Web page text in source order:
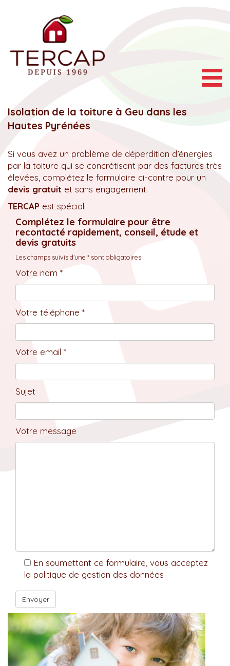
Isolation de la toiture à Geu dans les
Hautes Pyrénées
Si vous avez un problème de déperdition d’énergies
par la toiture qui se concrétisent par des factures très
élevées, complétez le formulaire ci-contre pour un
devis gratuit et sans engagement.
TERCAP est spéciali
Complétez le formulaire pour être
recontacté rapidement, conseil, étude et
devis gratuits
Les champs suivis d'une * sont obligatoires
Votre nom *
Votre téléphone *
Votre email *
Sujet
Votre message
En soumettant ce formulaire, vous acceptez
la politique de gestion des données